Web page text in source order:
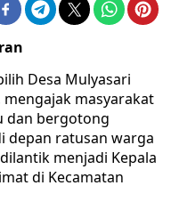
Desa Mulyasari
masyarakat
dan bergotong
depan ratusan warga
menjadi Kepala
di Kecamatan